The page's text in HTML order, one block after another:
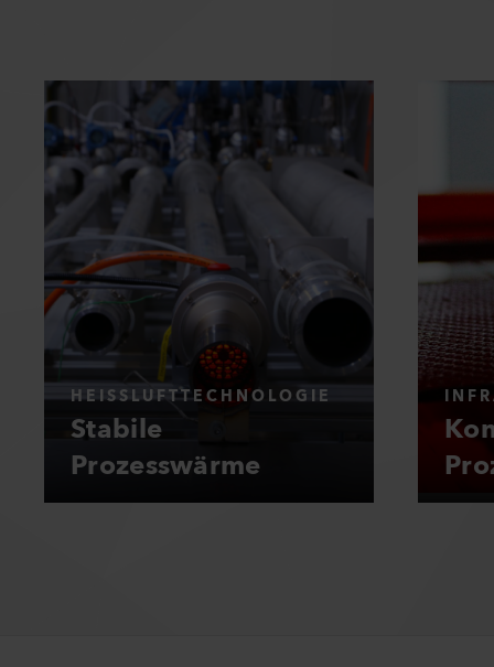
HEISSLUFTTECHNOLOGIE
Stabile
Prozesswärme